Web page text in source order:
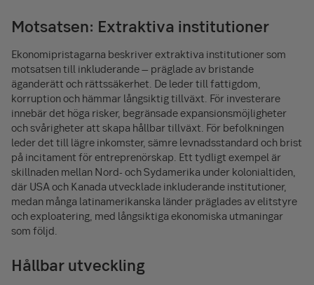
Motsatsen: Extraktiva institutioner
Ekonomipristagarna beskriver extraktiva institutioner som
motsatsen till inkluderande – präglade av bristande
äganderätt och rättssäkerhet. De leder till fattigdom,
korruption och hämmar långsiktig tillväxt. För investerare
innebär det höga risker, begränsade expansionsmöjligheter
och svårigheter att skapa hållbar tillväxt. För befolkningen
leder det till lägre inkomster, sämre levnadsstandard och brist
på incitament för entreprenörskap. Ett tydligt exempel är
skillnaden mellan Nord- och Sydamerika under kolonialtiden,
där USA och Kanada utvecklade inkluderande institutioner,
medan många latinamerikanska länder präglades av elitstyre
och exploatering, med långsiktiga ekonomiska utmaningar
som följd.
Hållbar utveckling